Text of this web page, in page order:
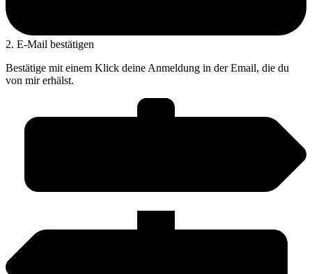
2. E-Mail bestätigen
Bestätige mit einem Klick deine Anmeldung in der Email, die du
von mir erhälst.